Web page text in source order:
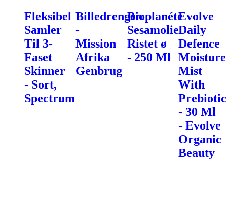
Fleksibel
Samler
Til 3-
Faset
Skinner
- Sort,
Spectrum
Billedrengen
-
Mission
Afrika
Genbrug
Bioplanéte
Sesamolie
Ristet ø
- 250 Ml
Evolve
Daily
Defence
Moisture
Mist
With
Prebiotic
- 30 Ml
- Evolve
Organic
Beauty